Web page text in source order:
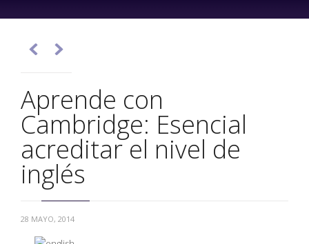
content
Aprende con
Cambridge: Esencial
acreditar el nivel de
inglés
 
28 MAYO, 2014